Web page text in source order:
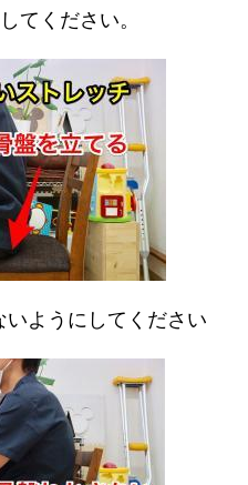
てください。
いようにしてください